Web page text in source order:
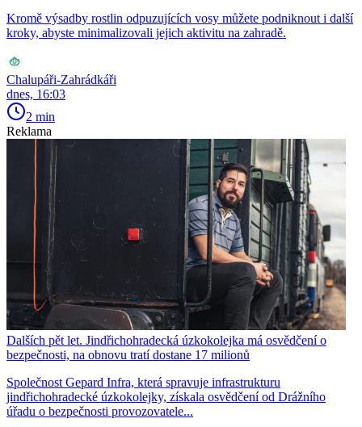
Kromě výsadby rostlin odpuzujících vosy můžete podniknout i další
kroky, abyste minimalizovali jejich aktivitu na zahradě.
Chalupáři-Zahrádkáři
dnes, 16:03
2 min
Reklama
Dalších pět let. Jindřichohradecká úzkokolejka má osvědčení o
bezpečnosti, na obnovu tratí dostane 17 milionů
Společnost Gepard Infra, která spravuje infrastrukturu
jindřichohradecké úzkokolejky, získala osvědčení od Drážního
úřadu o bezpečnosti provozovatele...